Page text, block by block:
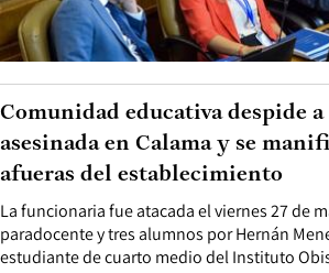
La funcionaria fue atacada el viernes 27 de
paradocente y tres alumnos por Hernán
estudiante de cuarto medio del Instituto
Comunidad educativa despide
asesinada en Calama y se
afueras del establecimiento